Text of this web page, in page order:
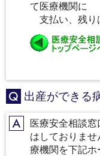
て医療機関に
支払い、残り
Q 出産ができる
A医療安全相談
はしておりま
療機関を下記